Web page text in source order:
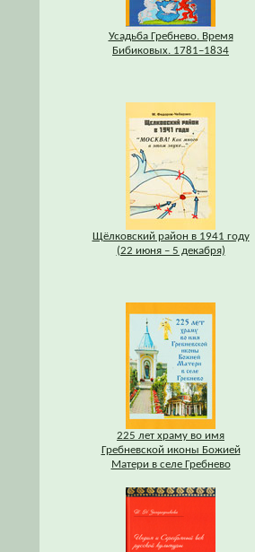
Усадьба Гребнево. Время
Бибиковых. 1781–1834
Щёлковский район в 1941 году
(22 июня – 5 декабря)
225 лет храму во имя
Гребневской иконы Божией
Матери в селе Гребнево